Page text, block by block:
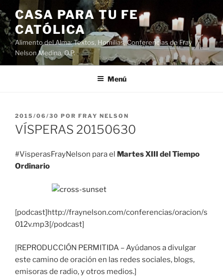
Saltar
al
contenido
CASA PARA TU FE
CATÓLICA
Alimento del Alma: Textos, Homilias, Conferencias de Fray
Nelson Medina, O.P.
Menú
PUBLICADO
EL
2015/06/30 POR FRAY NELSON
VÍSPERAS 20150630
#VisperasFrayNelson para el Martes XIII del Tiempo
Ordinario
[podcast]http://fraynelson.com/conferencias/oracion/s
012v.mp3[/podcast]
[REPRODUCCIÓN PERMITIDA – Ayúdanos a divulgar
este camino de oración en las redes sociales, blogs,
emisoras de radio, y otros medios.]